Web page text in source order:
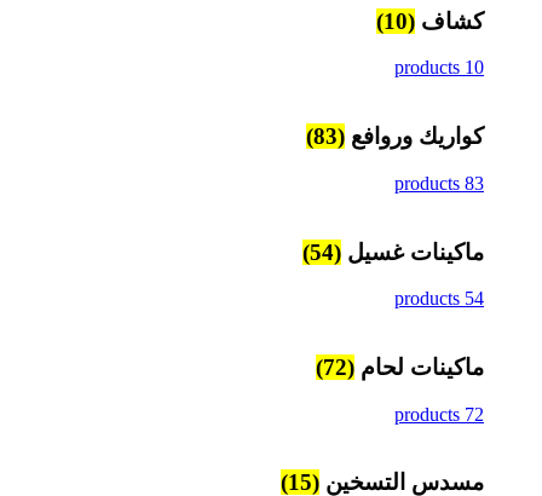
كشاف (10)
10 products
كواريك وروافع (83)
83 products
ماكينات غسيل (54)
54 products
ماكينات لحام (72)
72 products
مسدس التسخين (15)